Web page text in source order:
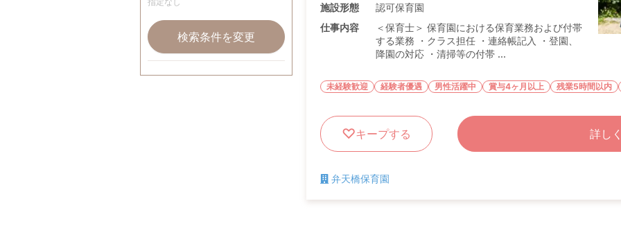
施設形態
認可保育園
仕事内容
＜保育士＞ 保育園における保育業務および付帯
する業務 ・クラス担任 ・連絡帳記入 ・登園、
降園の対応 ・清掃等の付帯 ...
未経験歓迎 経験者優遇 男性活躍中 賞与4ヶ月以上 残業5時間以内
キープする 詳し
弁天橋保育園
検索条件を変更